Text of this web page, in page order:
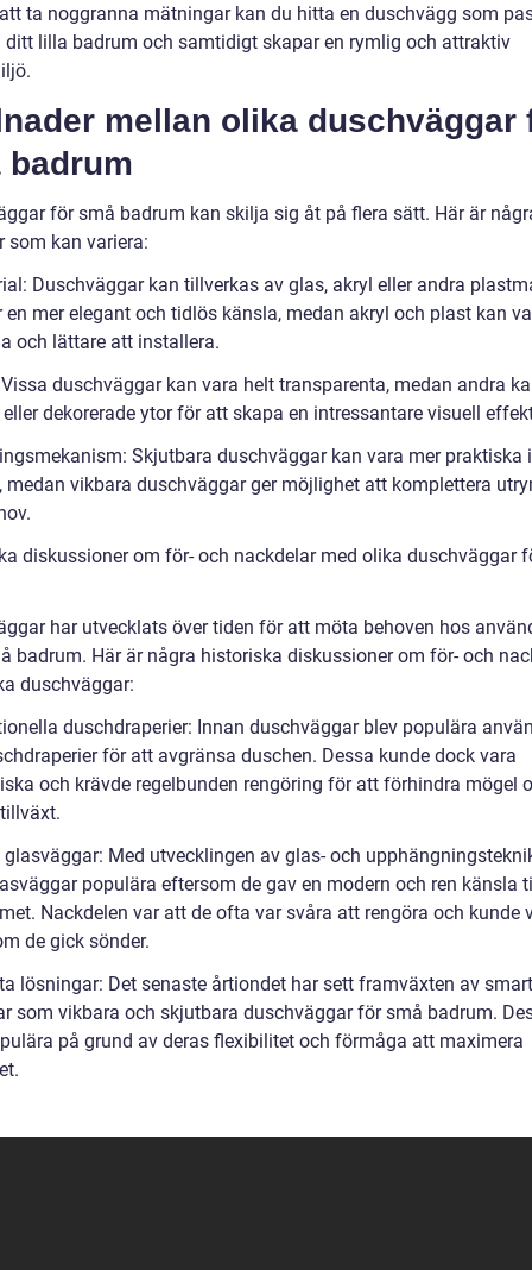
ta noggranna mätningar kan du hitta en duschvägg som
ditt lilla badrum och samtidigt skapar en rymlig och attraktiv
mellan olika duschväggar
badrum
för små badrum kan skilja sig åt på flera sätt. Här är
som kan variera:
Duschväggar kan tillverkas av glas, akryl eller andra
en mer elegant och tidlös känsla, medan akryl och plast kan
och lättare att installera.
duschväggar kan vara helt transparenta, medan andra
dekorerade ytor för att skapa en intressantare visuell
Skjutbara duschväggar kan vara mer praktiska
medan vikbara duschväggar ger möjlighet att komplettera
diskussioner om för- och nackdelar med olika duschväggar
har utvecklats över tiden för att möta behoven hos
badrum. Här är några historiska diskussioner om för- och
duschväggar:
duschdraperier: Innan duschväggar blev populära
för att avgränsa duschen. Dessa kunde dock vara
och krävde regelbunden rengöring för att förhindra mögel
glasväggar: Med utvecklingen av glas- och
populära eftersom de gav en modern och ren känsla
Nackdelen var att de ofta var svåra att rengöra och kunde
de gick sönder.
lösningar: Det senaste årtiondet har sett framväxten av
som vikbara och skjutbara duschväggar för små badrum.
på grund av deras flexibilitet och förmåga att maximera